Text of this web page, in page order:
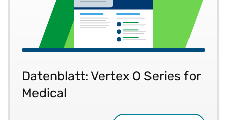
Datenblatt: Vertex O Series for
Medical